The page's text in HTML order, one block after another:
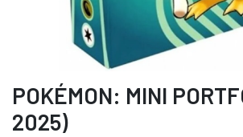
POKÉMON: MINI
2025)